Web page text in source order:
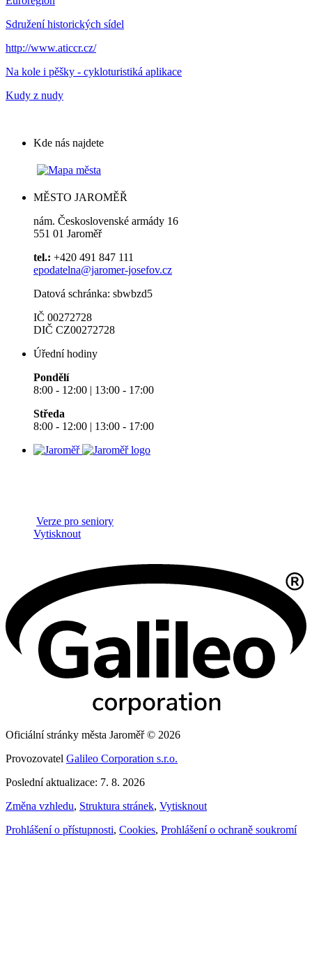
Sdružení historických sídel
http://www.aticcr.cz/
Na kole i pěšky - cykloturistiká aplikace
Kudy z nudy
Kde nás najdete
MĚSTO JAROMĚŘ
nám. Československé armády 16
551 01 Jaroměř
tel.: +420 491 847 111
epodatelna@jaromer-josefov.cz
Datová schránka: sbwbzd5
IČ 00272728
DIČ CZ00272728
Úřední hodiny
Pondělí
8:00 - 12:00 | 13:00 - 17:00
Středa
8:00 - 12:00 | 13:00 - 17:00
Verze pro seniory
Vytisknout
Oficiální stránky města Jaroměř © 2026
Provozovatel Galileo Corporation s.r.o.
Poslední aktualizace: 7. 8. 2026
Změna vzhledu, Struktura stránek, Vytisknout
Prohlášení o přístupnosti, Cookies, Prohlášení o ochraně soukromí